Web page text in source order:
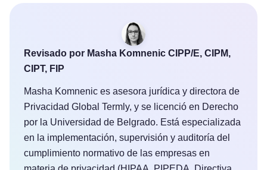
Revisado por Masha Komnenic CIPP/E, CIPM,
CIPT, FIP
Masha Komnenic es asesora jurídica y directora de
Privacidad Global Termly, y se licenció en Derecho
por la Universidad de Belgrado. Está especializada
en la implementación, supervisión y auditoría del
cumplimiento normativo de las empresas en